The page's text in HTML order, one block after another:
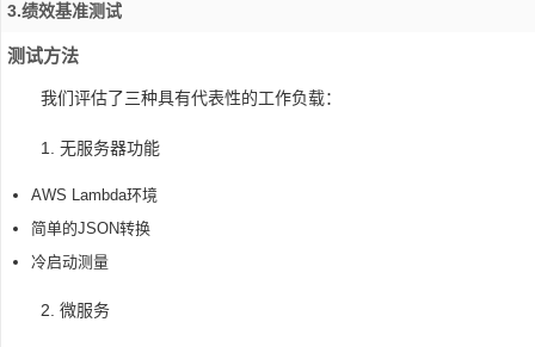
3.绩效基准测试
测试方法
我们评估了三种具有代表性的工作负载：
1. 无服务器功能
AWS Lambda环境
简单的JSON转换
冷启动测量
2. 微服务